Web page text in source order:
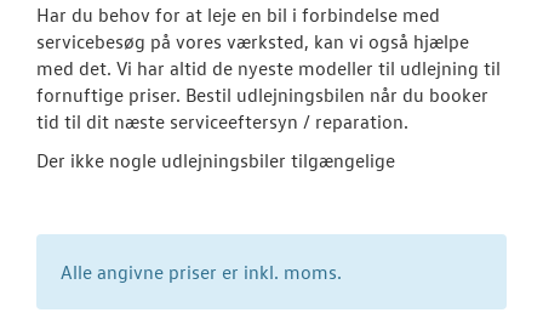
VÆRKSTED
Bestil tid på
Vejhjælp
Har du behov for at leje en bil i forbindelse med
servicebesøg på vores værksted, kan vi også hjælpe
med det. Vi har altid de nyeste modeller til udlejning til
fornuftige priser. Bestil udlejningsbilen når du booker
tid til dit næste serviceeftersyn / reparation.
Der ikke nogle udlejningsbiler tilgængelige
Alle angivne priser er inkl. moms.